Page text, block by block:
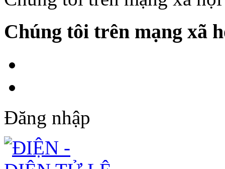
Chúng tôi trên mạng xã
Đăng nhập